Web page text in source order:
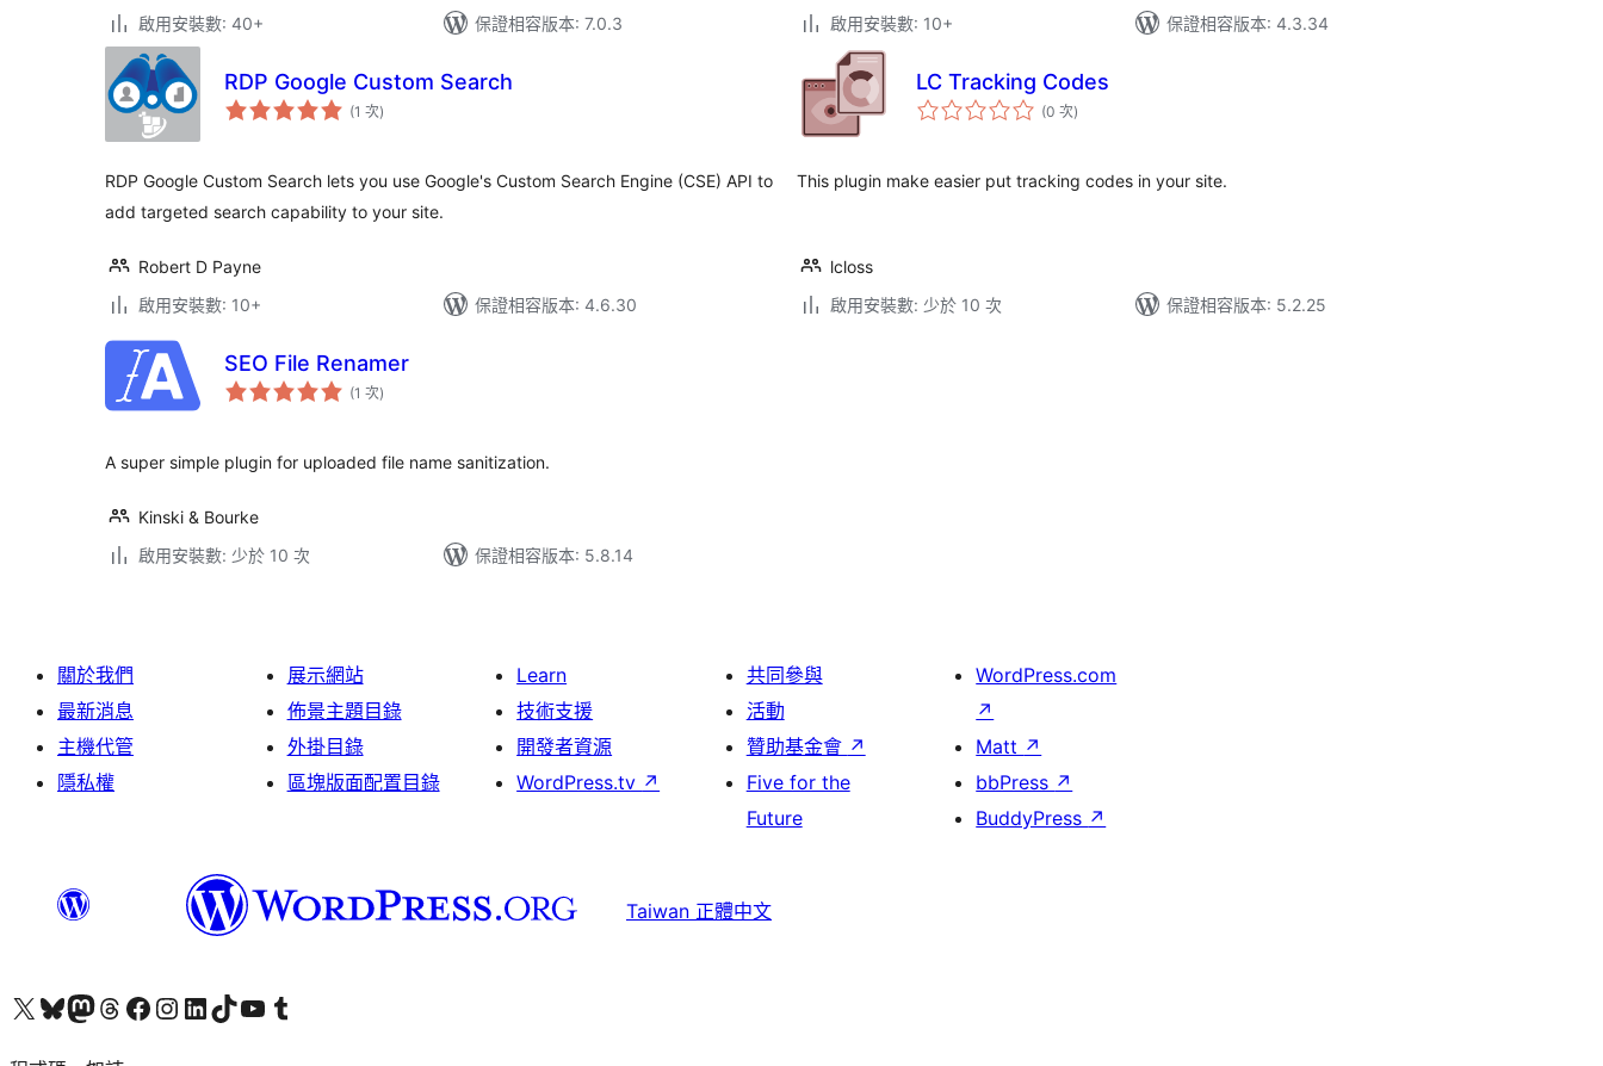
啟用安裝數: 40+
保證相容版本: 7.0.3
啟用安裝數: 10+
保證相容版本: 4.3.34
RDP Google Custom Search
(1 次評
分)
RDP Google Custom Search lets you use Google's Custom Search Engine (CSE) API to
add targeted search capability to your site.
Robert D Payne
啟用安裝數: 10+
保證相容版本: 4.6.30
LC Tracking Codes
(0 次評
分)
This plugin make easier put tracking codes in your site.
lcloss
啟用安裝數: 少於 10 次
保證相容版本: 5.2.25
SEO File Renamer
(1 次評
分)
A super simple plugin for uploaded file name sanitization.
Kinski & Bourke
啟用安裝數: 少於 10 次
保證相容版本: 5.8.14
關於我們
最新消息
主機代管
隱私權
展示網站
佈景主題目錄
外掛目錄
區塊版面配置目錄
Learn
技術支援
開發者資源
WordPress.tv ↗
共同參與
活動
贊助基金會 ↗
Five for the
Future
WordPress.com
↗
Matt ↗
bbPress ↗
BuddyPress ↗
Taiwan 正體中文
查看我們的 X (之前的 Twitter) 帳號造訪我們的 Bluesky 帳號造訪我們的 Mastodon 帳號造訪我們的 Threads 帳號 造訪我們的 Facebook 粉絲專頁Visit our Instagram account
Visit our LinkedIn account
造訪我們的 TikTok 帳號Visit our YouTube channel
造訪我們的 Tumblr 帳號